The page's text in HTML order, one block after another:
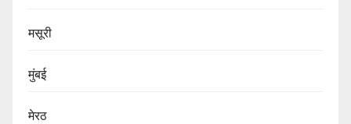
मसूरी
मुंबई
मेरठ